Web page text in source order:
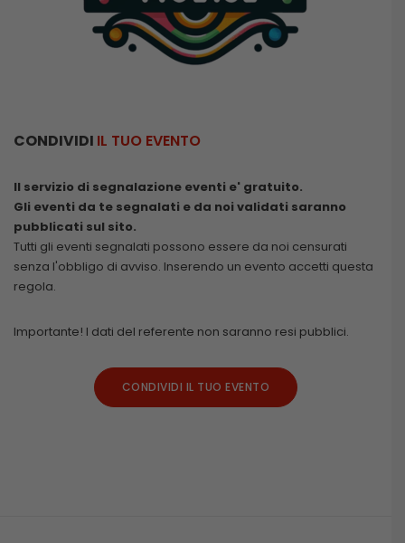
CONDIVIDI IL TUO EVENTO
Il servizio di segnalazione eventi e' gratuito.
Gli eventi da te segnalati e da noi validati saranno
pubblicati sul sito.
Tutti gli eventi segnalati possono essere da noi censurati
senza l'obbligo di avviso. Inserendo un evento accetti questa
regola.
Importante! I dati del referente non saranno resi pubblici.
CONDIVIDI IL TUO EVENTO